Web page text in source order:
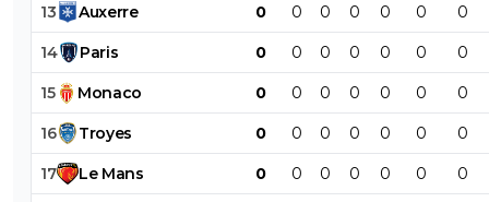
13 Auxerre 0 0 0 0 0 0 0
14 Paris 0 0 0 0 0 0 0
15 Monaco 0 0 0 0 0 0 0
16 Troyes 0 0 0 0 0 0 0
17 Le Mans 0 0 0 0 0 0 0